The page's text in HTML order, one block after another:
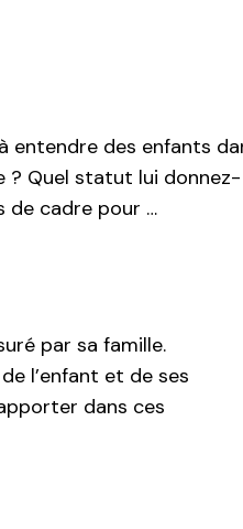
entendre des enfants
? Quel statut lui donnez-
de cadre pour …
par sa famille.
l’enfant et de ses
dans ces